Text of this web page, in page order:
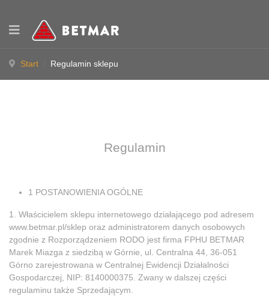
Start Regulamin sklepu
Regulamin
1 POSTANOWIENIA OGÓLNE
1. Właścicielem sklepu internetowego działającego pod adresem
www.betmar.pl/sklep oraz administratorem danych osobowych
zgodnie z Rozporządzeniem RODO jest firma FPHU BETMAR
Marek Miazga z siedzibą w Górnie, ul. Centralna 44, 36-051
Górno zarejestrowana w Centralnej Ewidencji Działalności
Gospodarczej, NIP: 8140000375. Zwany w dalszej części
regulaminu także Sprzedającym.